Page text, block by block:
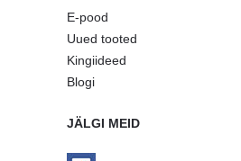
E-pood
Uued tooted
Kingiideed
Blogi
JÄLGI MEID